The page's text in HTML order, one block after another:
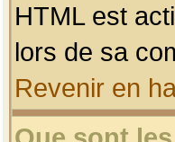
HTML est
lors de sa
Revenir en